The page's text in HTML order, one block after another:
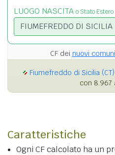
LUOGO NASCITA o Stato Estero
CF dei nuovi
Fiumefreddo di Sicilia (CT)
con 8.967
Caratteristiche
Ogni CF calcolato ha un